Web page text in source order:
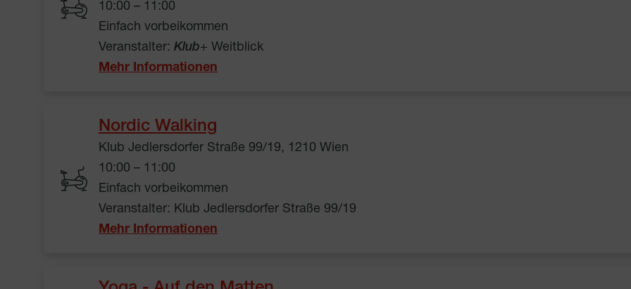
10:00 – 11:00
Einfach vorbeikommen
Veranstalter: Klub+ Weitblick
Mehr Informationen
Nordic Walking
Klub Jedlersdorfer Straße 99/19, 1210 Wien
10:00 – 11:00
Einfach vorbeikommen
Veranstalter: Klub Jedlersdorfer Straße 99/19
Mehr Informationen